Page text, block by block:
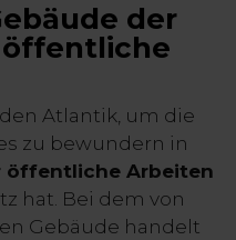
der
Atlantik, um die
zu bewundern in
öffentliche Arbeiten
hat. Bei dem von
Gebäude handelt